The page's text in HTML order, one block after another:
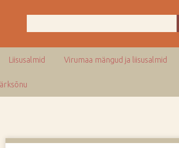
Liisusalmid Virumaa mängud ja liisusalmid